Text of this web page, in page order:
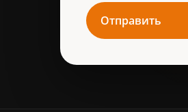
Отправить